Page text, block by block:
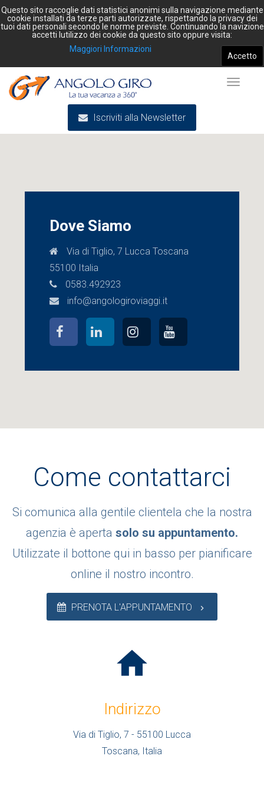
Questo sito raccoglie dati statistici anonimi sulla navigazione mediante
cookie installati da terze parti autorizzate, rispettando la privacy dei
tuoi dati personali secondo le norme previste. Continuando la navizione
accetti lutilizzo dei cookie da questo sito oppure visita:
Maggiori Informazioni
Accetto
Iscriviti alla Newsletter
Dove Siamo
Via di Tiglio, 7 Lucca Toscana
55100 Italia
0583.492923
info@angologiroviaggi.it
Come contattarci
Si comunica alla gentile clientela che la nostra
agenzia è aperta solo su appuntamento.
Utilizzate il bottone qui in basso per pianificare
online il nostro incontro.
PRENOTA L'APPUNTAMENTO keyboard_arrow_right
home
Indirizzo
Via di Tiglio, 7 - 55100 Lucca
Toscana, Italia